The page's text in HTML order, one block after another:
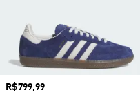
Preço
R$799,99